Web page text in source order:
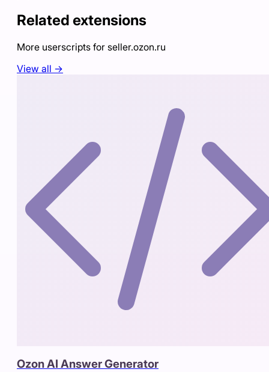
Related extensions
More userscripts for seller.ozon.ru
View all →
Ozon AI Answer Generator